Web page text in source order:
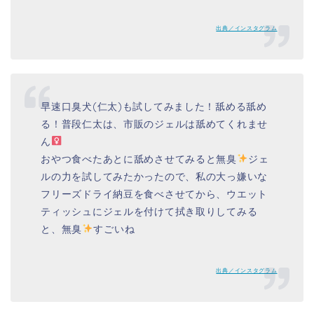
出典／インスタグラム
早速口臭犬(仁太)も試してみました！舐める舐め
る！普段仁太は、市販のジェルは舐めてくれませ
ん‍
おやつ食べたあとに舐めさせてみると無臭
ジェ
ルの力を試してみたかったので、私の大っ嫌いな
フリーズドライ納豆を食べさせてから、ウエット
ティッシュにジェルを付けて拭き取りしてみる
と、無臭
すごいね
出典／インスタグラム